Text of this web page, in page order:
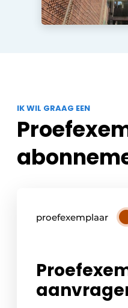
IK WIL GRAAG EEN
proefexemplaar